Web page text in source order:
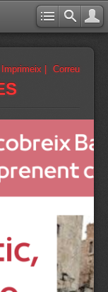
Correu
| Imprimeix |